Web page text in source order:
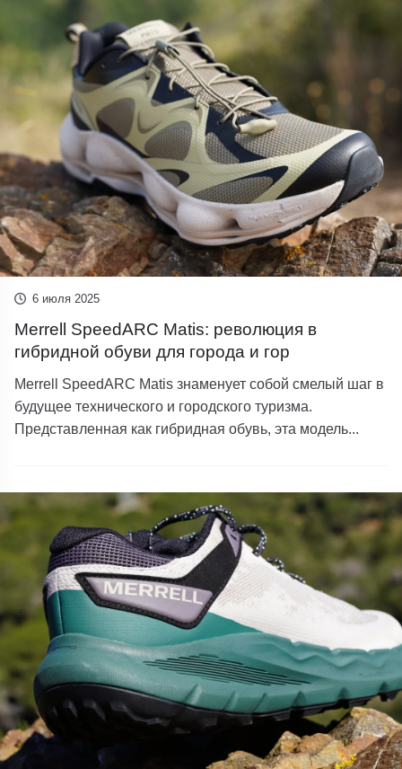
6 июля 2025
Merrell SpeedARC Matis: революция в
гибридной обуви для города и гор
Merrell SpeedARC Matis знаменует собой смелый шаг в
будущее технического и городского туризма.
Представленная как гибридная обувь, эта модель...